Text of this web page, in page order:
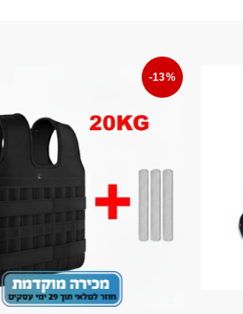
-13%